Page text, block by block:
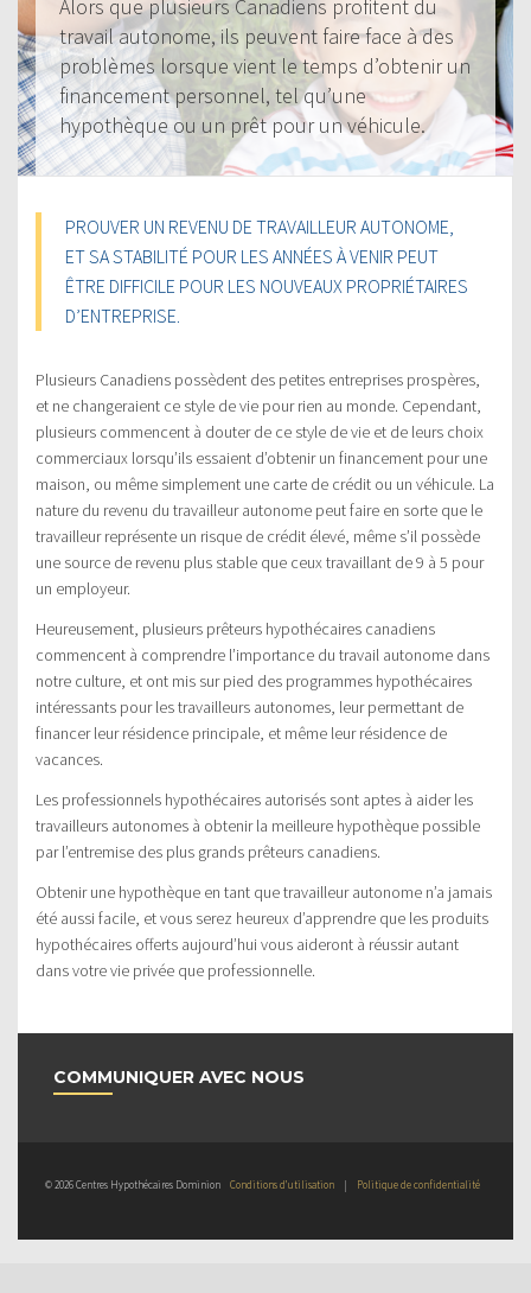
Alors que plusieurs Canadiens profitent du
travail autonome, ils peuvent faire face à des
problèmes lorsque vient le temps d’obtenir un
financement personnel, tel qu’une
hypothèque ou un prêt pour un véhicule.
PROUVER UN REVENU DE TRAVAILLEUR AUTONOME,
ET SA STABILITÉ POUR LES ANNÉES À VENIR PEUT
ÊTRE DIFFICILE POUR LES NOUVEAUX PROPRIÉTAIRES
D’ENTREPRISE.
Plusieurs Canadiens possèdent des petites entreprises prospères,
et ne changeraient ce style de vie pour rien au monde. Cependant,
plusieurs commencent à douter de ce style de vie et de leurs choix
commerciaux lorsqu’ils essaient d’obtenir un financement pour une
maison, ou même simplement une carte de crédit ou un véhicule. La
nature du revenu du travailleur autonome peut faire en sorte que le
travailleur représente un risque de crédit élevé, même s’il possède
une source de revenu plus stable que ceux travaillant de 9 à 5 pour
un employeur.
Heureusement, plusieurs prêteurs hypothécaires canadiens
commencent à comprendre l’importance du travail autonome dans
notre culture, et ont mis sur pied des programmes hypothécaires
intéressants pour les travailleurs autonomes, leur permettant de
financer leur résidence principale, et même leur résidence de
vacances.
Les professionnels hypothécaires autorisés sont aptes à aider les
travailleurs autonomes à obtenir la meilleure hypothèque possible
par l’entremise des plus grands prêteurs canadiens.
Obtenir une hypothèque en tant que travailleur autonome n’a jamais
été aussi facile, et vous serez heureux d’apprendre que les produits
hypothécaires offerts aujourd’hui vous aideront à réussir autant
dans votre vie privée que professionnelle.
COMMUNIQUER AVEC NOUS
© 2026 Centres Hypothécaires Dominion Conditions d’utilisation | Politique de confidentialité